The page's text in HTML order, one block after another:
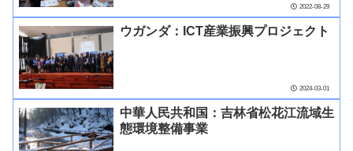
2022-08-29
ウガンダ：ICT産業振興プロジェクト
2024-03-01
中華人民共和国：吉林省松花江流域生
態環境整備事業